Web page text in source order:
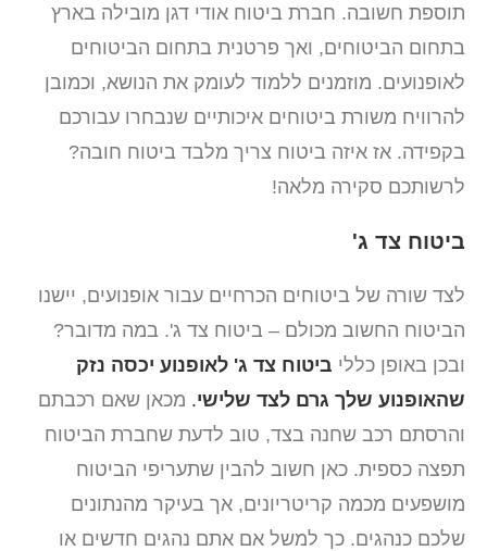
תוספת חשובה. חברת ביטוח אודי דגן מובילה בארץ
בתחום הביטוחים, ואך פרטנית בתחום הביטוחים
לאופנועים. מוזמנים ללמוד לעומק את הנושא, וכמובן
להרוויח משורת ביטוחים איכותיים שנבחרו עבורכם
בקפידה. אז איזה ביטוח צריך מלבד ביטוח חובה?
לרשותכם סקירה מלאה!
ביטוח צד ג'
לצד שורה של ביטוחים הכרחיים עבור אופנועים, יישנו
הביטוח החשוב מכולם – ביטוח צד ג'. במה מדובר?
ובכן באופן כללי ביטוח צד ג' לאופנוע יכסה נזק
שהאופנוע שלך גרם לצד שלישי. מכאן שאם רכבתם
והרסתם רכב שחנה בצד, טוב לדעת שחברת הביטוח
תפצה כספית. כאן חשוב להבין שתעריפי הביטוח
מושפעים מכמה קריטריונים, אך בעיקר מהנתונים
שלכם כנהגים. כך למשל אם אתם נהגים חדשים או